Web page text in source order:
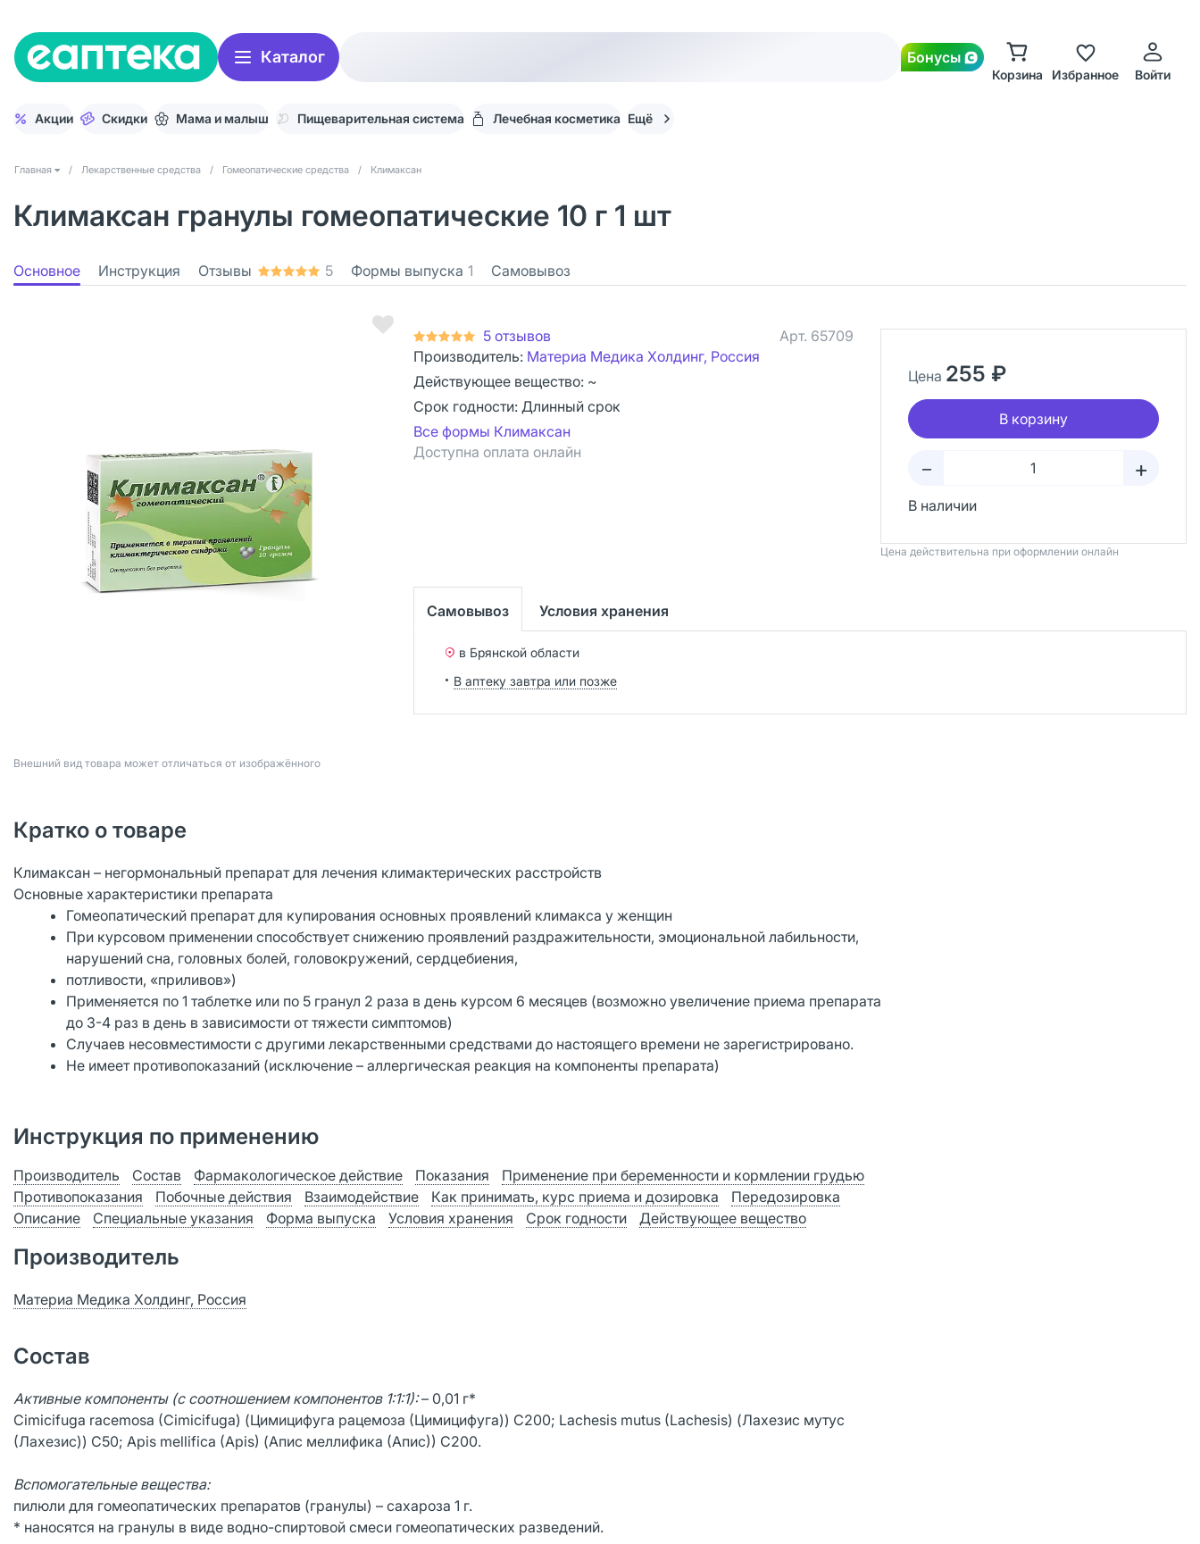
Каталог Бонусы
Корзина Избранное Войти
Акции Скидки Мама и малыш Пищеварительная система Лечебная косметика Ещё
Главная / Лекарственные средства / Гомеопатические средства / Климаксан
Климаксан гранулы гомеопатические 10 г 1 шт
Основное Инструкция Отзывы 5 Формы выпуска 1 Самовывоз
Bнешний вид товара может отличаться от изображённого
5 отзывов Арт. 65709
Производитель: Материа Медика Холдинг, Россия
Действующее вещество: ~
Срок годности: Длинный срок
Все формы Климаксан
Доступна оплата онлайн
Цена 255 ₽
В корзину
– +
В наличии
Цена действительна при оформлении онлайн
Самовывоз Условия хранения
в Брянской области
В аптеку завтра или позже
Кратко о товаре
Климаксан – негормональный препарат для лечения климактерических расстройств
Основные характеристики препарата
Гомеопатический препарат для купирования основных проявлений климакса у женщин
При курсовом применении способствует снижению проявлений раздражительности, эмоциональной лабильности,
нарушений сна, головных болей, головокружений, сердцебиения,
потливости, «приливов»)
Применяется по 1 таблетке или по 5 гранул 2 раза в день курсом 6 месяцев (возможно увеличение приема препарата
до 3-4 раз в день в зависимости от тяжести симптомов)
Случаев несовместимости с другими лекарственными средствами до настоящего времени не зарегистрировано.
Не имеет противопоказаний (исключение – аллергическая реакция на компоненты препарата)
Инструкция по применению
Производитель Состав Фармакологическое действие Показания
Применение при беременности и кормлении грудью
Противопоказания
Побочные действия Взаимодействие Как принимать, курс приема и дозировка
Передозировка
Описание
Специальные указания Форма выпуска Условия хранения Срок годности Действующее вещество
Производитель
Материа Медика Холдинг, Россия
Состав
Активные компоненты (с соотношением компонентов 1:1:1):– 0,01 г*
Cimicifuga racemosa (Cimicifuga) (Цимицифуга рацемоза (Цимицифуга)) С200; Lachesis mutus (Lachesis) (Лахезис мутус
(Лахезис)) С50; Apis mellifica (Apis) (Апис меллифика (Апис)) С200.
Вспомогательные вещества:
пилюли для гомеопатических препаратов (гранулы) – сахароза 1 г.
* наносятся на гранулы в виде водно-спиртовой смеси гомеопатических разведений.